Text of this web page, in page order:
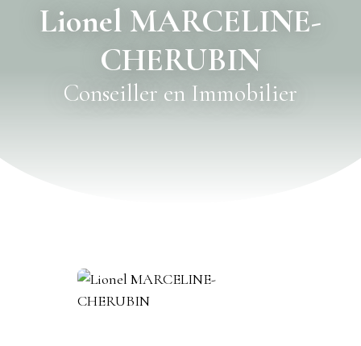
ACHETER LOUER VENDRE AUTRES SERVICES
Être rappelé Rencontrez-nous
Lionel MARCELINE-
CHERUBIN
Conseiller en Immobilier